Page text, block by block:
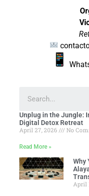
Unplug in the Jungle:
Digital Detox Retreat
April 27, 2026
No
Read More »
Why
April